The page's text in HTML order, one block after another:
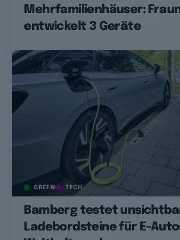
Mehrfamilienhäuser:
entwickelt 3 Geräte
GREEN TECH
Bamberg testet
Ladebordsteine für E-